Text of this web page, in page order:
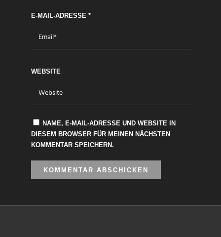
E-MAIL-ADRESSE *
WEBSITE
NAME, E-MAIL-ADRESSE UND WEBSITE IN
DIESEM BROWSER FÜR MEINEN NÄCHSTEN
KOMMENTAR SPEICHERN.